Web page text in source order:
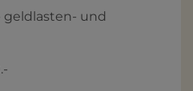
geldlasten- und